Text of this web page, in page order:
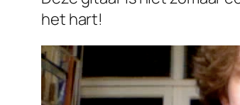
het hart!